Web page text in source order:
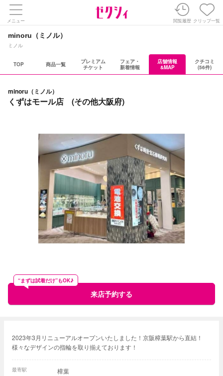
メニュー 閲覧履歴 クリップ一覧
minoru（ミノル）
ミノル
TOP 商品一覧
プレミアム
チケット
フェア・
新着情報
店舗情報
&MAP
クチコミ
(56件)
minoru（ミノル）
くずはモール店 (その他大阪府)
来店予約する
“まずは試着だけ”もOK♪
2023年3月リニューアルオープンいたしました！京阪樟葉駅から直結！
様々なデザインの指輪を取り揃えております！
最寄駅 樟葉